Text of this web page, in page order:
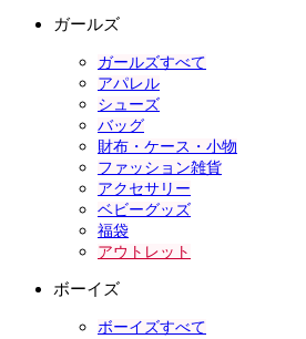
ガールズ
ガールズすべて
アパレル
シューズ
バッグ
財布・ケース・小物
ファッション雑貨
アクセサリー
ベビーグッズ
福袋
アウトレット
ボーイズ
ボーイズすべて